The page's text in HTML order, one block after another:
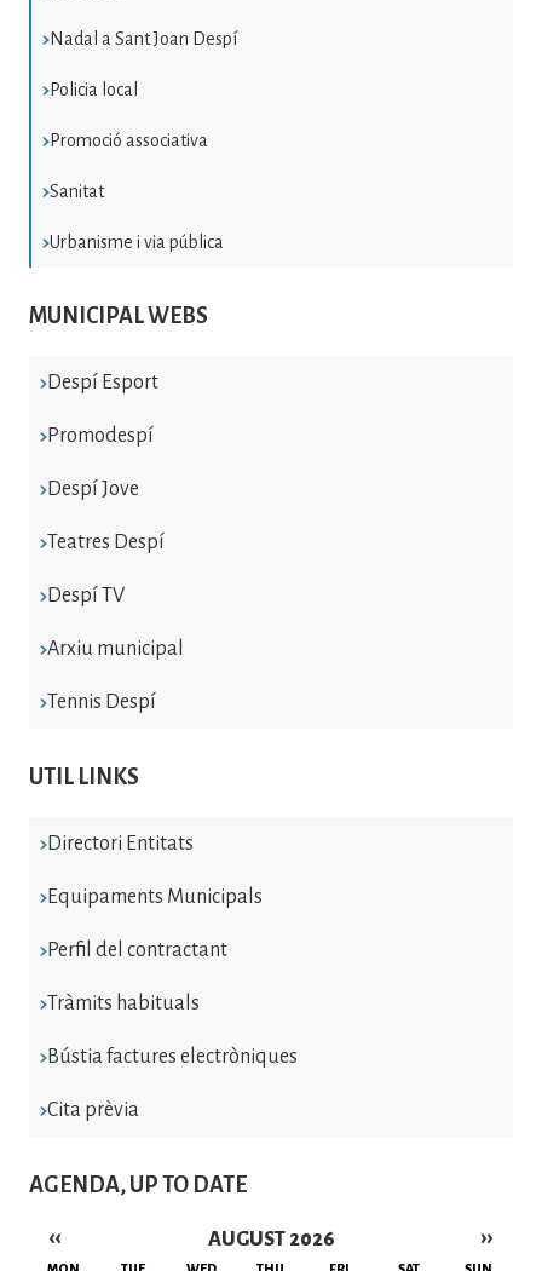
Nadal a Sant Joan Despí
Policia local
Promoció associativa
Sanitat
Urbanisme i via pública
MUNICIPAL WEBS
Despí Esport
Promodespí
Despí Jove
Teatres Despí
Despí TV
Arxiu municipal
Tennis Despí
UTIL LINKS
Directori Entitats
Equipaments Municipals
Perfil del contractant
Tràmits habituals
Bústia factures electròniques
Cita prèvia
AGENDA, UP TO DATE
AUGUST 2026
‹‹ ››